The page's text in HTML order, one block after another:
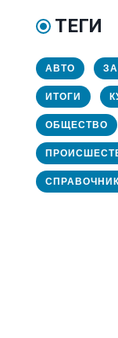
ТЕГИ
АВТО
ИТОГИ
ОБЩЕСТВО